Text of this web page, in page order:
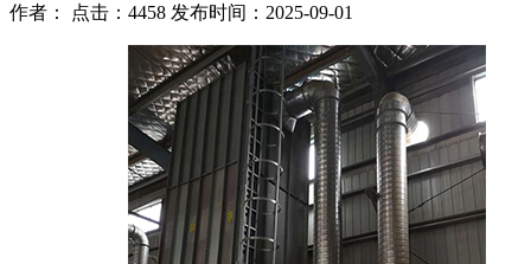
作者： 点击：4458 发布时间：2025-09-01